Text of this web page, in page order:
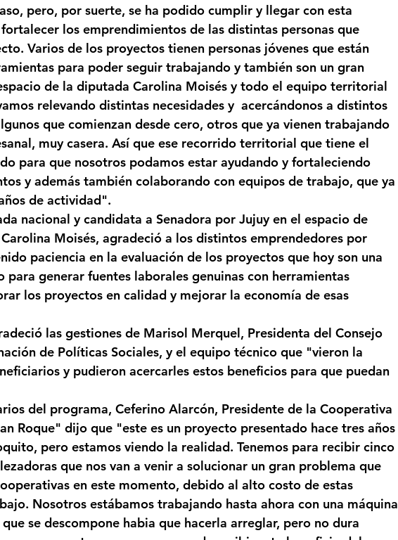
pero, por suerte, se ha podido cumplir y llegar con esta
los emprendimientos de las distintas personas que
Varios de los proyectos tienen personas jóvenes que están
para poder seguir trabajando y también son un gran
de la diputada Carolina Moisés y todo el equipo territorial
relevando distintas necesidades y  acercándonos a distintos
que comienzan desde cero, otros que ya vienen trabajando
muy casera. Así que ese recorrido territorial que tiene el
para que nosotros podamos estar ayudando y fortaleciendo
y además también colaborando con equipos de trabajo, que ya
de actividad".
nacional y candidata a Senadora por Jujuy en el espacio de
Moisés, agradeció a los distintos emprendedores por
paciencia en la evaluación de los proyectos que hoy son una
para generar fuentes laborales genuinas con herramientas
los proyectos en calidad y mejorar la economía de esas
las gestiones de Marisol Merquel, Presidenta del Consejo
de Políticas Sociales, y el equipo técnico que "vieron la
y pudieron acercarles estos beneficios para que puedan
del programa, Ceferino Alarcón, Presidente de la Cooperativa
Roque" dijo que "este es un proyecto presentado hace tres años
pero estamos viendo la realidad. Tenemos para recibir cinco
que nos van a venir a solucionar un gran problema que
en este momento, debido al alto costo de estas
Nosotros estábamos trabajando hasta ahora con una máquina
se descompone habia que hacerla arreglar, pero no dura